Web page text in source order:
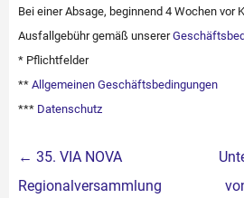
Bei einer Absage, beginnend 4 Wochen vor
Ausfallgebühr gemäß unserer
* Pflichtfelder
** Allgemeinen Geschäftsbedingungen
*** Datenschutz
Beitragsnavigation
← 35. VIA NOVA
Regionalversammlung